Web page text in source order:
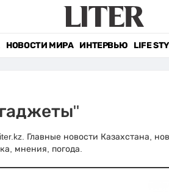
НОВОСТИ МИРА ИНТЕРВЬЮ LIFE
Главные новости Казахстана,
мнения, погода.